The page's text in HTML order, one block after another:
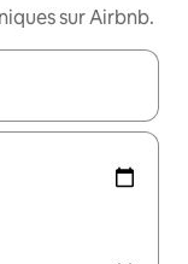
sur Airbnb.
les en utilisant